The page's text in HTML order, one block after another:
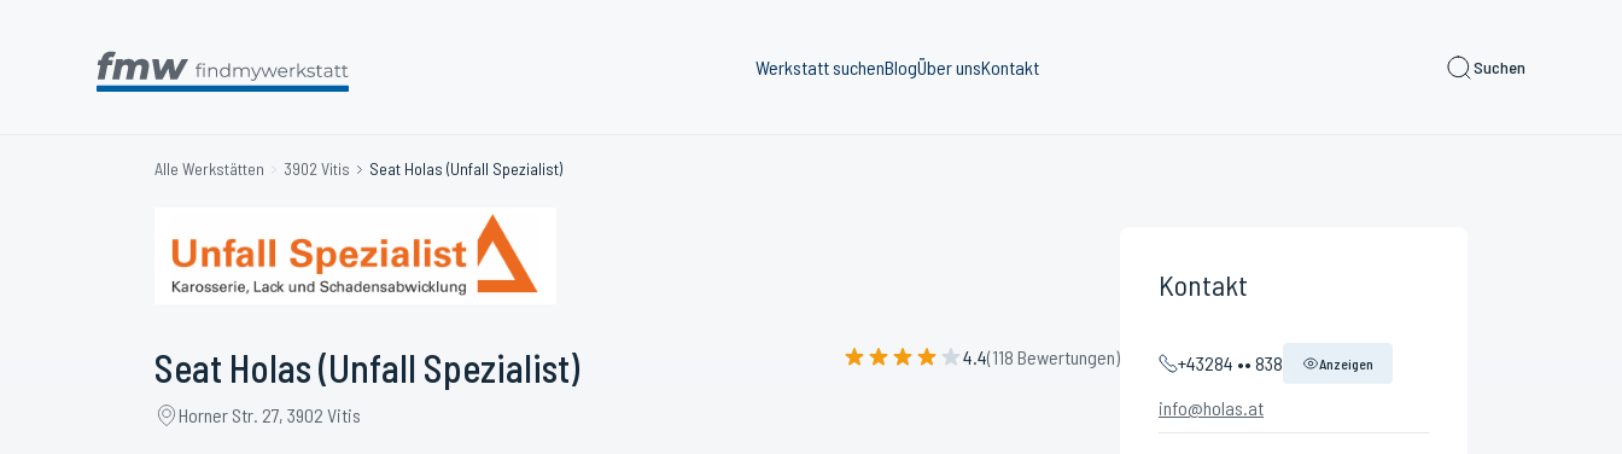
Werkstatt suchenBlogÜber unsKontakt Suchen
Alle Werkstätten 3902 Vitis Seat Holas (Unfall Spezialist)
Seat Holas (Unfall Spezialist) 4.4(118 Bewertungen)
Horner Str. 27, 3902 Vitis
Kontakt
+43284 •• 838 Anzeigen
info@holas.at